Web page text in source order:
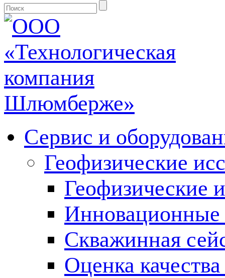
Сервис и
Геофизические
Геофизические
Инновационные
Скважинная
Оценка